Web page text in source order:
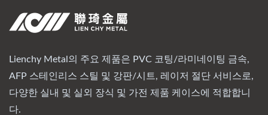
Lienchy Metal의 주요 제품은 PVC 코팅/라미네이팅 금속,
AFP 스테인리스 스틸 및 강판/시트, 레이저 절단 서비스로,
다양한 실내 및 실외 장식 및 가전 제품 케이스에 적합합니
다.